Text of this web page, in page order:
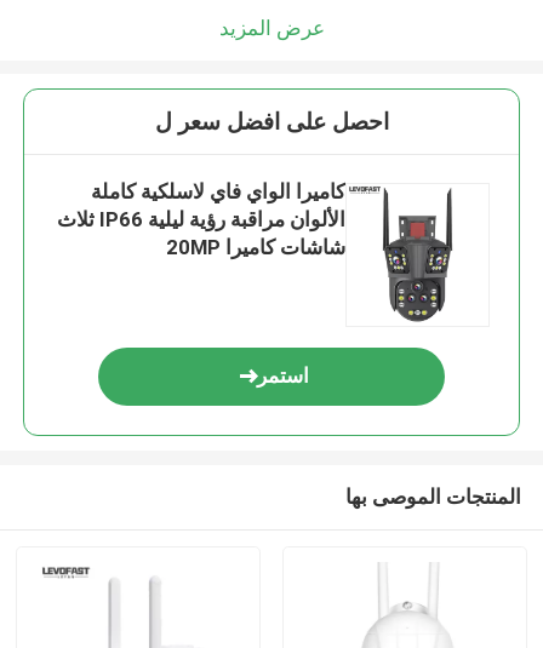
عرض المزيد
احصل على افضل سعر ل
كاميرا الواي فاي لاسلكية كاملة
الألوان مراقبة رؤية ليلية IP66 ثلاث
شاشات كاميرا 20MP
استمر
المنتجات الموصى بها